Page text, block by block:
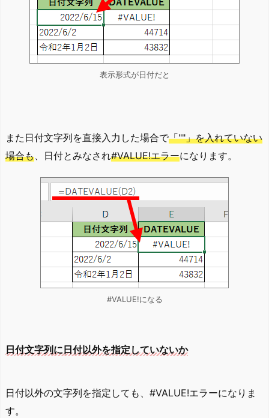
表示形式が日付だと
また日付文字列を直接入力した場合で「""」を入れていない
場合も、日付とみなされ#VALUE!エラーになります。
#VALUE!になる
日付文字列に日付以外を指定していないか
日付以外の文字列を指定しても、#VALUE!エラーになりま
す。